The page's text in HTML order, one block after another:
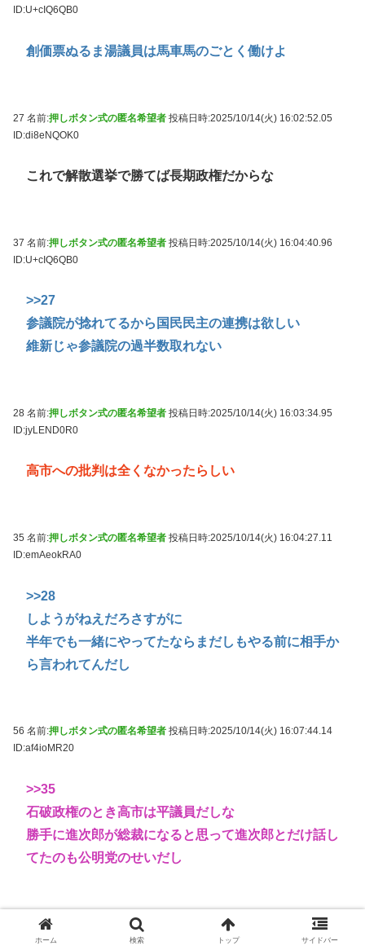
ID:U+cIQ6QB0
創価票ぬるま湯議員は馬車馬のごとく働けよ
27 名前:押しボタン式の匿名希望者 投稿日時:2025/10/14(火) 16:02:52.05
ID:di8eNQOK0
これで解散選挙で勝てば長期政権だからな
37 名前:押しボタン式の匿名希望者 投稿日時:2025/10/14(火) 16:04:40.96
ID:U+cIQ6QB0
>>27
参議院が捻れてるから国民民主の連携は欲しい
維新じゃ参議院の過半数取れない
28 名前:押しボタン式の匿名希望者 投稿日時:2025/10/14(火) 16:03:34.95
ID:jyLEND0R0
高市への批判は全くなかったらしい
35 名前:押しボタン式の匿名希望者 投稿日時:2025/10/14(火) 16:04:27.11
ID:emAeokRA0
>>28
しようがねえだろさすがに
半年でも一緒にやってたならまだしもやる前に相手か
ら言われてんだし
56 名前:押しボタン式の匿名希望者 投稿日時:2025/10/14(火) 16:07:44.14
ID:af4ioMR20
>>35
石破政権のとき高市は平議員だしな
勝手に進次郎が総裁になると思って進次郎とだけ話し
てたのも公明党のせいだし
67 名前:押しボタン式の匿名希望者
投稿日時:2025/10/14(火) 16:09:16.83
ID:Azed1YDT0
ホーム 検索 トップ サイドバー